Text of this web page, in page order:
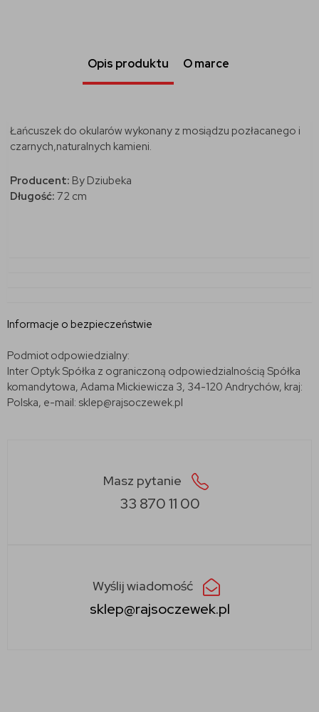
Opis produktu O marce
Łańcuszek do okularów wykonany z mosiądzu pozłacanego i
czarnych,naturalnych kamieni.
Producent: By Dziubeka
Długość: 72 cm
Informacje o bezpieczeństwie
Podmiot odpowiedzialny:
Inter Optyk Spółka z ograniczoną odpowiedzialnością Spółka
komandytowa, Adama Mickiewicza 3, 34-120 Andrychów, kraj:
Polska, e-mail: sklep@rajsoczewek.pl
Masz pytanie
33 870 11 00
Wyślij wiadomość
sklep@rajsoczewek.pl